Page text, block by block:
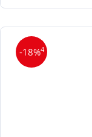
-18%4